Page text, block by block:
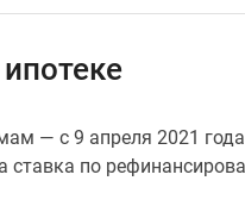
— с 9 апреля 2021
ставка по